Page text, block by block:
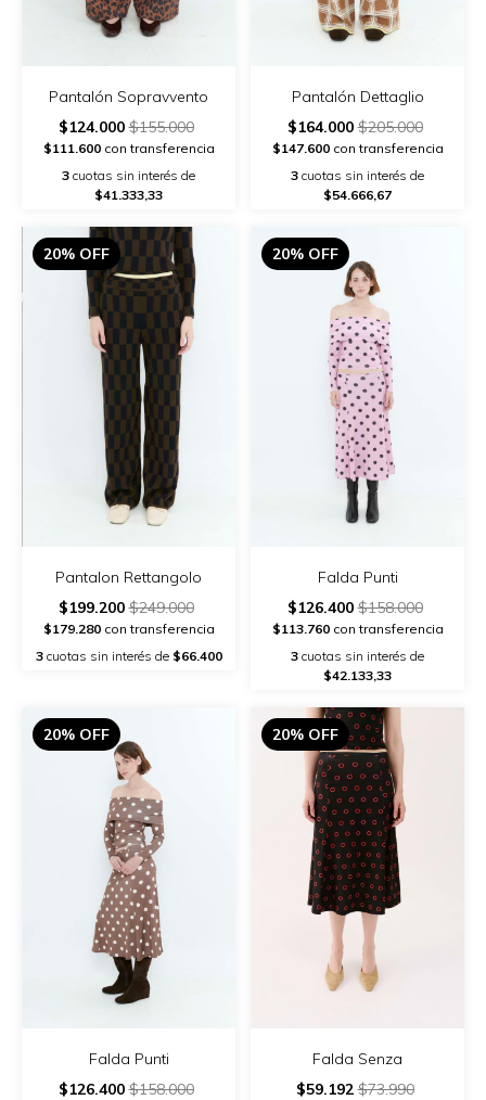
Pantalón Sopravvento
$124.000$155.000
$111.600con transferencia
3 cuotas sin interés de
$41.333,33
Pantalón Dettaglio
$164.000$205.000
$147.600con transferencia
3 cuotas sin interés de
$54.666,67
20% OFF
Pantalon Rettangolo
$199.200$249.000
$179.280con transferencia
3cuotas sin interés de $66.400
20% OFF
Falda Punti
$126.400$158.000
$113.760con transferencia
3 cuotas sin interés de
$42.133,33
20% OFF
Falda Punti
$126.400$158.000
20% OFF
Falda Senza
$59.192$73.990